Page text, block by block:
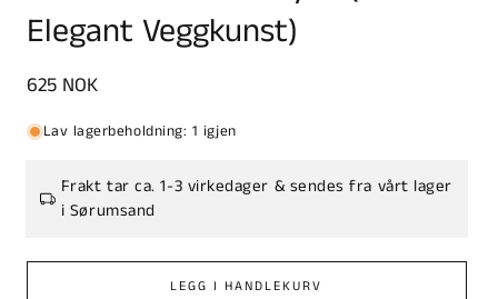
Elegant Veggkunst)
Vanlig
pris
625 NOK
Lav lagerbeholdning: 1 igjen
Frakt tar ca. 1-3 virkedager & sendes fra vårt lager
i Sørumsand
LEGG I HANDLEKURV